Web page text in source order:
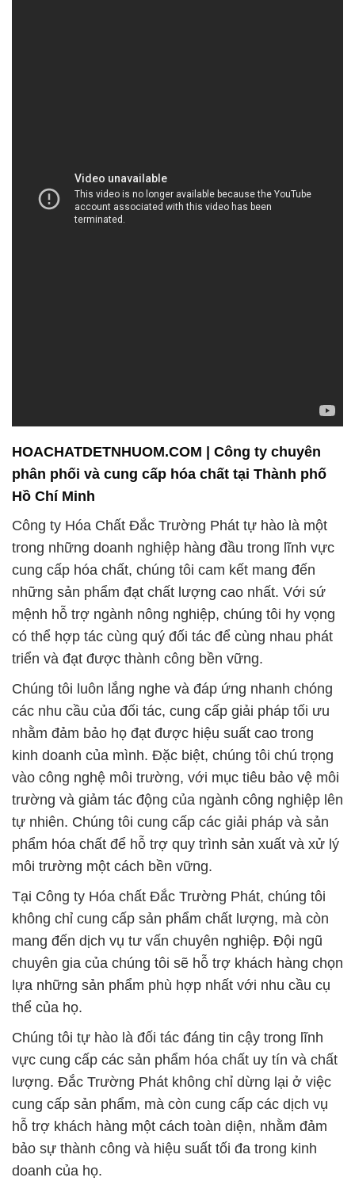
HOACHATDETNHUOM.COM | Công ty chuyên
phân phối và cung cấp hóa chất tại Thành phố
Hồ Chí Minh
Công ty Hóa Chất Đắc Trường Phát tự hào là một
trong những doanh nghiệp hàng đầu trong lĩnh vực
cung cấp hóa chất, chúng tôi cam kết mang đến
những sản phẩm đạt chất lượng cao nhất. Với sứ
mệnh hỗ trợ ngành nông nghiệp, chúng tôi hy vọng
có thể hợp tác cùng quý đối tác để cùng nhau phát
triển và đạt được thành công bền vững.
Chúng tôi luôn lắng nghe và đáp ứng nhanh chóng
các nhu cầu của đối tác, cung cấp giải pháp tối ưu
nhằm đảm bảo họ đạt được hiệu suất cao trong
kinh doanh của mình. Đặc biệt, chúng tôi chú trọng
vào công nghệ môi trường, với mục tiêu bảo vệ môi
trường và giảm tác động của ngành công nghiệp lên
tự nhiên. Chúng tôi cung cấp các giải pháp và sản
phẩm hóa chất để hỗ trợ quy trình sản xuất và xử lý
môi trường một cách bền vững.
Tại Công ty Hóa chất Đắc Trường Phát, chúng tôi
không chỉ cung cấp sản phẩm chất lượng, mà còn
mang đến dịch vụ tư vấn chuyên nghiệp. Đội ngũ
chuyên gia của chúng tôi sẽ hỗ trợ khách hàng chọn
lựa những sản phẩm phù hợp nhất với nhu cầu cụ
thể của họ.
Chúng tôi tự hào là đối tác đáng tin cậy trong lĩnh
vực cung cấp các sản phẩm hóa chất uy tín và chất
lượng. Đắc Trường Phát không chỉ dừng lại ở việc
cung cấp sản phẩm, mà còn cung cấp các dịch vụ
hỗ trợ khách hàng một cách toàn diện, nhằm đảm
bảo sự thành công và hiệu suất tối đa trong kinh
doanh của họ.